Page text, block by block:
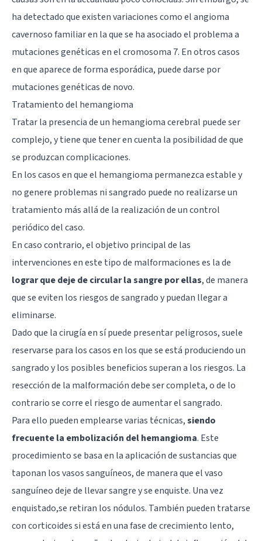
ha detectado que existen variaciones como el angioma
cavernoso familiar en la que se ha asociado el problema a
mutaciones genéticas en el cromosoma 7. En otros casos
en que aparece de forma esporádica, puede darse por
mutaciones genéticas de novo.
Tratamiento del hemangioma
Tratar la presencia de un hemangioma cerebral puede ser
complejo, y tiene que tener en cuenta la posibilidad de que
se produzcan complicaciones.
En los casos en que el hemangioma permanezca estable y
no genere problemas ni sangrado puede no realizarse un
tratamiento más allá de la realización de un control
periódico del caso.
En caso contrario, el objetivo principal de las
intervenciones en este tipo de malformaciones es la de
lograr que deje de circular la sangre por ellas, de manera
que se eviten los riesgos de sangrado y puedan llegar a
eliminarse.
Dado que la cirugía en sí puede presentar peligrosos, suele
reservarse para los casos en los que se está produciendo un
sangrado y los posibles beneficios superan a los riesgos. La
resección de la malformación debe ser completa, o de lo
contrario se corre el riesgo de aumentar el sangrado.
Para ello pueden emplearse varias técnicas,siendo
frecuente la embolización del hemangioma. Este
procedimiento se basa en la aplicación de sustancias que
taponan los vasos sanguíneos, de manera que el vaso
sanguíneo deje de llevar sangre y se enquiste. Una vez
enquistado,se retiran los nódulos. También pueden tratarse
con corticoides si está en una fase de crecimiento lento,